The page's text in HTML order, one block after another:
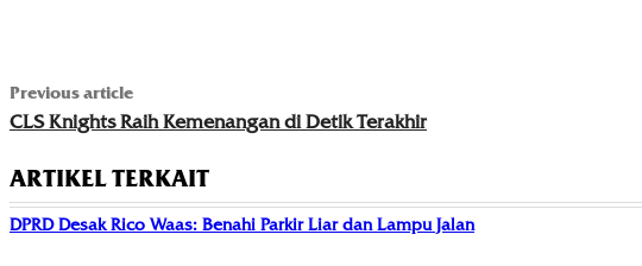
Previous article
CLS Knights Raih Kemenangan di Detik Terakhir
ARTIKEL TERKAIT
DPRD Desak Rico Waas: Benahi Parkir Liar dan Lampu Jalan